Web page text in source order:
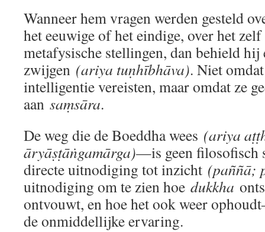
Wanneer hem vragen werden gesteld
het eeuwige of het eindige, over het
metafysische stellingen, dan behield hij
zwijgen (ariya tuṇhībhāva). Niet
intelligentie vereisten, maar omdat ze
aan saṃsāra.
De weg die de Boeddha wees (ariya
āryāṣṭāṅgamārga)—is geen filosofisch
directe uitnodiging tot inzicht (paññā;
uitnodiging om te zien hoe dukkha
ontvouwt, en hoe het ook weer
de onmiddellijke ervaring.